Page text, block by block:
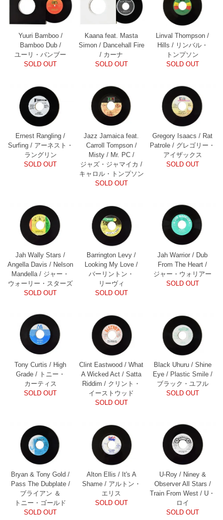
Yuuri Bamboo /
Bamboo Dub /
ユーリ・バンブー
SOLD OUT
Kaana feat. Masta
Simon / Dancehall Fire
/ カーナ
SOLD OUT
Linval Thompson /
Hills / リンバル・
トンプソン
SOLD OUT
Ernest Rangling /
Surfing / アーネスト・
ラングリン
SOLD OUT
Jazz Jamaica feat.
Carroll Tompson /
Misty / Mr. PC /
ジャズ・ジャマイカ /
キャロル・トンプソン
SOLD OUT
Gregory Isaacs / Rat
Patrole / グレゴリー・
アイザックス
SOLD OUT
Jah Wally Stars /
Angella Davis / Nelson
Mandella / ジャー・
ウォーリー・スターズ
SOLD OUT
Barrington Levy /
Looking My Love /
バーリントン・
リーヴィ
SOLD OUT
Jah Warrior / Dub
From The Heart /
ジャー・ウォリアー
SOLD OUT
Tony Curtis / High
Grade / トニー・
カーティス
SOLD OUT
Clint Eastwood / What
A Wicked Act / Satta
Riddim / クリント・
イーストウッド
SOLD OUT
Black Uhuru / Shine
Eye / Plastic Smile /
ブラック・ユフル
SOLD OUT
Bryan & Tony Gold /
Pass The Dubplate /
ブライアン ＆
トニー・ゴールド
SOLD OUT
Alton Ellis / It's A
Shame / アルトン・
エリス
SOLD OUT
U-Roy / Niney &
Observer All Stars /
Train From West / U・
ロイ
SOLD OUT